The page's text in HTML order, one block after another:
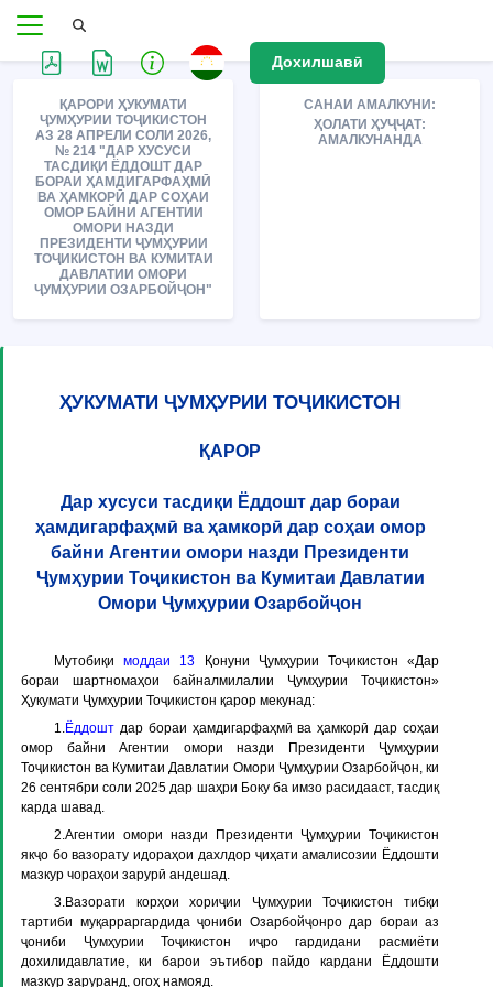
Дохилшавӣ
ҚАРОРИ ҲУКУМАТИ
ҶУМҲУРИИ ТОҶИКИСТОН
АЗ 28 АПРЕЛИ СОЛИ 2026,
№ 214 "ДАР ХУСУСИ
ТАСДИҚИ ЁДДОШТ ДАР
БОРАИ ҲАМДИГАРФАҲМӢ
ВА ҲАМКОРӢ ДАР СОҲАИ
ОМОР БАЙНИ АГЕНТИИ
ОМОРИ НАЗДИ
ПРЕЗИДЕНТИ ҶУМҲУРИИ
ТОҶИКИСТОН ВА КУМИТАИ
ДАВЛАТИИ ОМОРИ
ҶУМҲУРИИ ОЗАРБОЙҶОН"
САНАИ АМАЛКУНИ:
ҲОЛАТИ ҲУҶҶАТ:
АМАЛКУНАНДА
ҲУКУМАТИ ҶУМҲУРИИ ТОҶИКИСТОН
ҚАРОР
Дар хусуси тасдиқи Ёддошт дар бораи
ҳамдигарфаҳмӣ ва ҳамкорӣ дар соҳаи омор
байни Агентии омори назди Президенти
Ҷумҳурии Тоҷикистон ва Кумитаи Давлатии
Омори Ҷумҳурии Озарбойҷон
Мутобиқимоддаи 13 Қонуни Ҷумҳурии Тоҷикистон «Дар
бораи шартномаҳои байналмилалии Ҷумҳурии Тоҷикистон»
Ҳукумати Ҷумҳурии Тоҷикистон қарор мекунад:
1.Ёддошт дар бораи ҳамдигарфаҳмӣ ва ҳамкорӣ дар соҳаи
омор байни Агентии омори назди Президенти Ҷумҳурии
Тоҷикистон ва Кумитаи Давлатии Омори Ҷумҳурии Озарбойҷон, ки
26 сентябри соли 2025 дар шаҳри Бокуба имзо расидааст, тасдиқ
карда шавад.
2.Агентии омори назди Президенти Ҷумҳурии Тоҷикистон
якҷо бо вазорату идораҳои дахлдор ҷиҳати амалисозии Ёддошти
мазкур чораҳои зарурӣ андешад.
3.Вазорати корҳои хориҷии Ҷумҳурии Тоҷикистон тибқи
тартиби муқарраргардида ҷониби Озарбойҷонро дар бораи аз
ҷониби Ҷумҳурии Тоҷикистон иҷро гардидани расмиёти
дохилидавлатие, ки барои эътибор пайдо кардани Ёддошти
мазкур заруранд, огоҳ намояд.